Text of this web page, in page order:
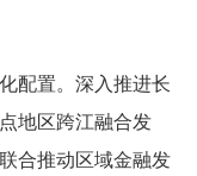
配置。深入推进长
地区跨江融合发
合推动区域金融发